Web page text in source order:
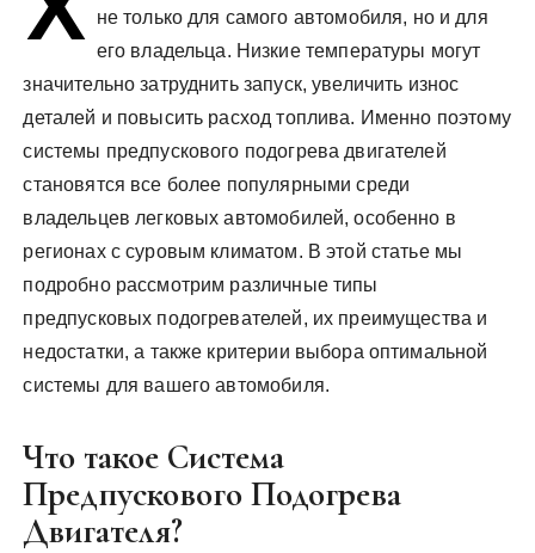
не только для самого автомобиля, но и для
его владельца. Низкие температуры могут
значительно затруднить запуск, увеличить износ
деталей и повысить расход топлива. Именно поэтому
системы предпускового подогрева двигателей
становятся все более популярными среди
владельцев легковых автомобилей, особенно в
регионах с суровым климатом. В этой статье мы
подробно рассмотрим различные типы
предпусковых подогревателей, их преимущества и
недостатки, а также критерии выбора оптимальной
системы для вашего автомобиля.
Что такое Система
Предпускового Подогрева
Двигателя?